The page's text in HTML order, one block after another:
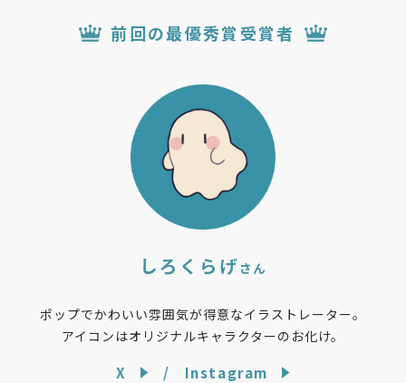
前回の最優秀賞受賞者
しろくらげさん
ポップでかわいい雰囲気が得意なイラストレーター。
アイコンはオリジナルキャラクターのお化け。
X Instagram